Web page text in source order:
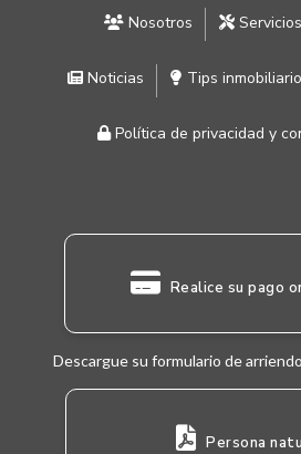
Nosotros Servicios
Noticias Tips
Política de privacidad y
Realice su pago
Descargue su formulario de
Persona